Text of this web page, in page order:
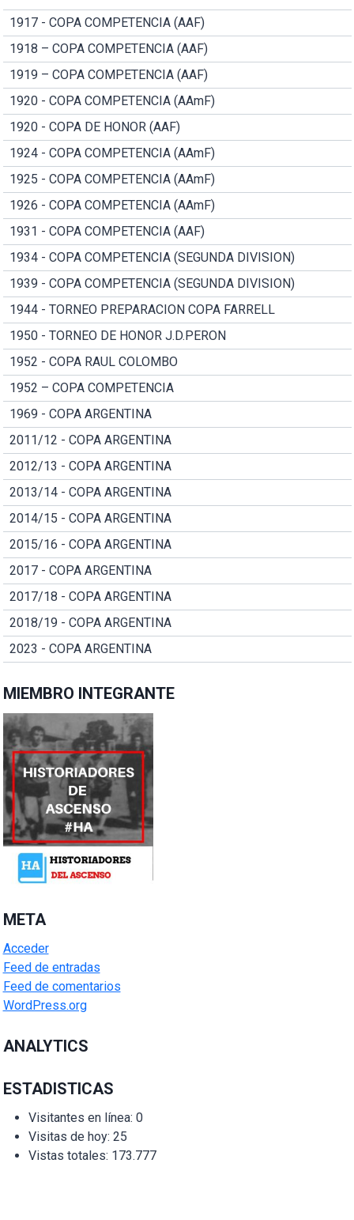
1917 - COPA COMPETENCIA (AAF)
1918 – COPA COMPETENCIA (AAF)
1919 – COPA COMPETENCIA (AAF)
1920 - COPA COMPETENCIA (AAmF)
1920 - COPA DE HONOR (AAF)
1924 - COPA COMPETENCIA (AAmF)
1925 - COPA COMPETENCIA (AAmF)
1926 - COPA COMPETENCIA (AAmF)
1931 - COPA COMPETENCIA (AAF)
1934 - COPA COMPETENCIA (SEGUNDA DIVISION)
1939 - COPA COMPETENCIA (SEGUNDA DIVISION)
1944 - TORNEO PREPARACION COPA FARRELL
1950 - TORNEO DE HONOR J.D.PERON
1952 - COPA RAUL COLOMBO
1952 – COPA COMPETENCIA
1969 - COPA ARGENTINA
2011/12 - COPA ARGENTINA
2012/13 - COPA ARGENTINA
2013/14 - COPA ARGENTINA
2014/15 - COPA ARGENTINA
2015/16 - COPA ARGENTINA
2017 - COPA ARGENTINA
2017/18 - COPA ARGENTINA
2018/19 - COPA ARGENTINA
2023 - COPA ARGENTINA
MIEMBRO INTEGRANTE
META
Acceder
Feed de entradas
Feed de comentarios
WordPress.org
ANALYTICS
ESTADISTICAS
Visitantes en línea: 0
Visitas de hoy: 25
Vistas totales: 173.777